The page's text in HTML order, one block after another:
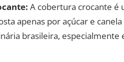
A cobertura crocante é
apenas por açúcar e
brasileira, especialmente